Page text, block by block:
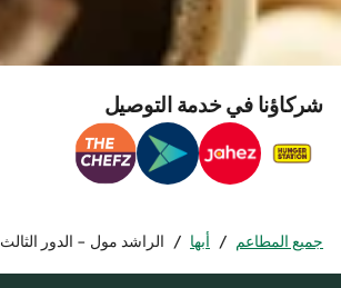
شركاؤنا في خدمة التوصيل
جميع المطاعم / أبها / الراشد مول - الدور الثالث